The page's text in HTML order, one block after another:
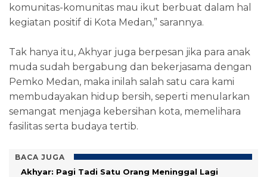
komunitas-komunitas mau ikut berbuat dalam hal
kegiatan positif di Kota Medan,” sarannya.
Tak hanya itu, Akhyar juga berpesan jika para anak
muda sudah bergabung dan bekerjasama dengan
Pemko Medan, maka inilah salah satu cara kami
membudayakan hidup bersih, seperti menularkan
semangat menjaga kebersihan kota, memelihara
fasilitas serta budaya tertib.
BACA JUGA
Akhyar: Pagi Tadi Satu Orang Meninggal Lagi